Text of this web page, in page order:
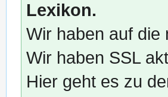
Lexikon.
Wir haben auf die
Wir haben SSL
Hier geht es zu